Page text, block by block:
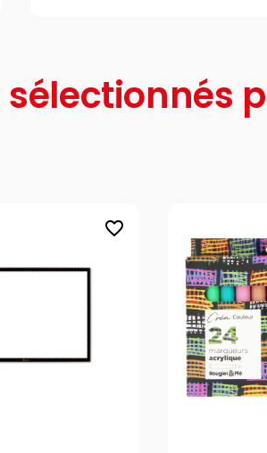
sélectionnés
favorite_border